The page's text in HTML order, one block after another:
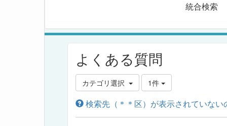
統合検索
よくある質問
カテゴリ選択 1件
検索先（＊＊区）が表示されていない